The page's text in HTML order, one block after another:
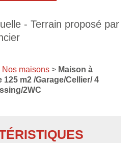
- Terrain proposé par
Nos maisons > Maison à
125 m2 /Garage/Cellier/ 4
2WC